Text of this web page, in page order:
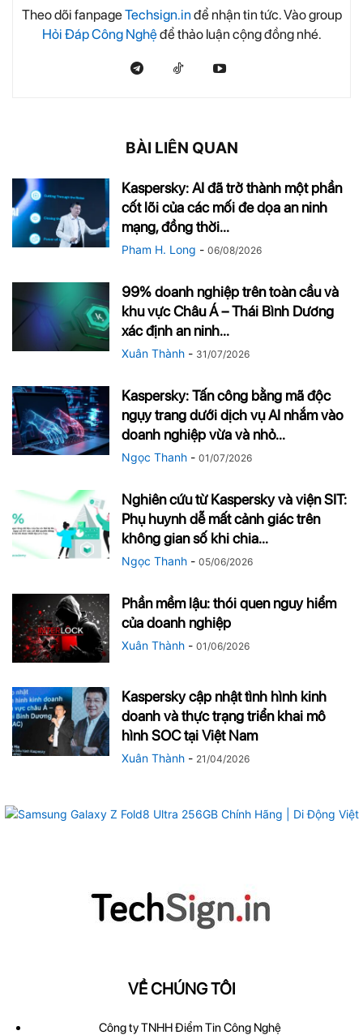
Theo dõi fanpageTechsign.in để nhận tin tức. Vào group
Hỏi Đáp Công Nghệđể thảo luận cộng đồng nhé.
BÀI LIÊN QUAN
Kaspersky: AI đã trở thành một phần
cốt lõi của các mối đe dọa an ninh
mạng, đồng thời...
Pham H. Long - 06/08/2026
99% doanh nghiệp trên toàn cầu và
khu vực Châu Á – Thái Bình Dương
xác định an ninh...
Xuân Thành - 31/07/2026
Kaspersky: Tấn công bằng mã độc
ngụy trang dưới dịch vụ AI nhắm vào
doanh nghiệp vừa và nhỏ...
Ngọc Thanh - 01/07/2026
Nghiên cứu từ Kaspersky và viện SIT:
Phụ huynh dễ mất cảnh giác trên
không gian số khi chia...
Ngọc Thanh - 05/06/2026
Phần mềm lậu: thói quen nguy hiểm
của doanh nghiệp
Xuân Thành - 01/06/2026
Kaspersky cập nhật tình hình kinh
doanh và thực trạng triển khai mô
hình SOC tại Việt Nam
Xuân Thành - 21/04/2026
VỀ CHÚNG TÔI
Công ty TNHH Điểm Tin Công Nghệ